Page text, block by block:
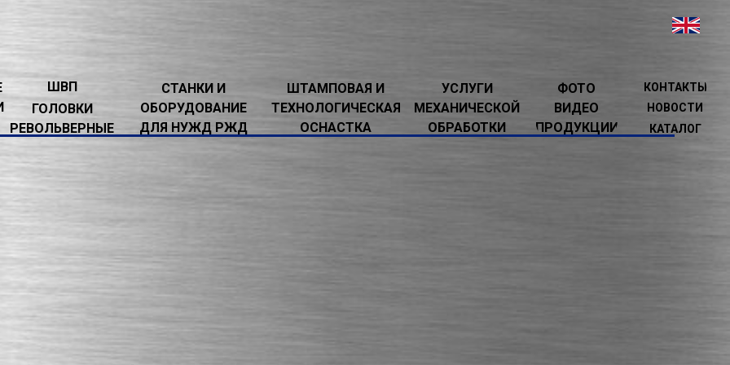
СТАНКИ И
ОБОРУДОВАНИЕ
ДЛЯ НУЖД РЖД
ФОТО
ВИДЕО
ПРОДУКЦИИ
УСЛУГИ
МЕХАНИЧЕСКОЙ
ОБРАБОТКИ
ШТАМПОВАЯ И
ТЕХНОЛОГИЧЕСКАЯ
ОСНАСТКА
ГОЛОВКИ
РЕВОЛЬВЕРНЫЕ
ШВП
НОВОСТИ
КОНТАКТЫ
КАТАЛОГ
1П756ДФ3.40.000 И ЗАПАСНЫЕ ЧАСТИ К НЕЙ